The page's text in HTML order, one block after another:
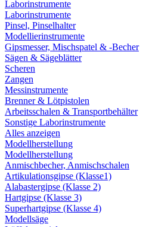
Laborinstrumente
Laborinstrumente
Pinsel, Pinselhalter
Modellierinstrumente
Gipsmesser, Mischspatel & -Becher
Sägen & Sägeblätter
Scheren
Zangen
Messinstrumente
Brenner & Lötpistolen
Arbeitsschalen & Transportbehälter
Sonstige Laborinstrumente
Alles anzeigen
Modellherstellung
Modellherstellung
Anmischbecher, Anmischschalen
Artikulationsgipse (Klasse1)
Alabastergipse (Klasse 2)
Hartgipse (Klasse 3)
Superhartgipse (Klasse 4)
Modellsäge